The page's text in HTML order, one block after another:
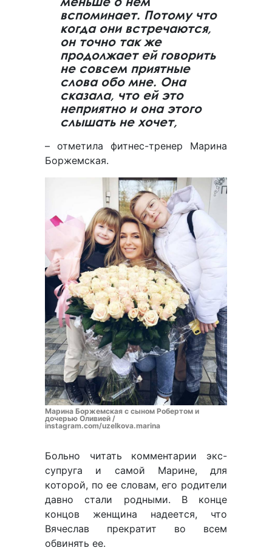
вспоминает. Потому что
когда они встречаются,
он точно так же
продолжает ей говорить
не совсем приятные
слова обо мне. Она
сказала, что ей это
неприятно и она этого
слышать не хочет,
– отметила фитнес-тренер Марина
Боржемская.
Марина Боржемская с сыном Робертом и
дочерью Оливией /
instagram.com/uzelkova.marina
Больно читать комментарии экс-
супруга и самой Марине, для
которой, по ее словам, его родители
давно стали родными. В конце
концов женщина надеется, что
Вячеслав прекратит во всем
обвинять ее.